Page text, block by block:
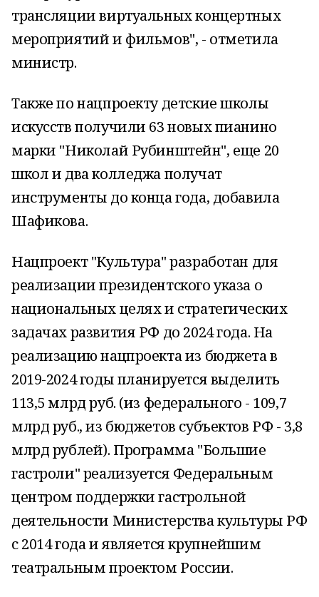
трансляции виртуальных концертных
мероприятий и фильмов", - отметила
министр.
Также по нацпроекту детские школы
искусств получили 63 новых пианино
марки "Николай Рубинштейн", еще 20
школ и два колледжа получат
инструменты до конца года, добавила
Шафикова.
Нацпроект "Культура" разработан для
реализации президентского указа о
национальных целях и стратегических
задачах развития РФ до 2024 года. На
реализацию нацпроекта из бюджета в
2019-2024 годы планируется выделить
113,5 млрд руб. (из федерального - 109,7
млрд руб., из бюджетов субъектов РФ - 3,8
млрд рублей). Программа "Большие
гастроли" реализуется Федеральным
центром поддержки гастрольной
деятельности Министерства культуры РФ
с 2014 года и является крупнейшим
театральным проектом России.